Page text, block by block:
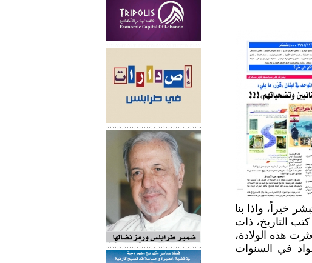
خيراً، واذا بنا
التاريخ، ذات
هذه الولادة،
في السنوات